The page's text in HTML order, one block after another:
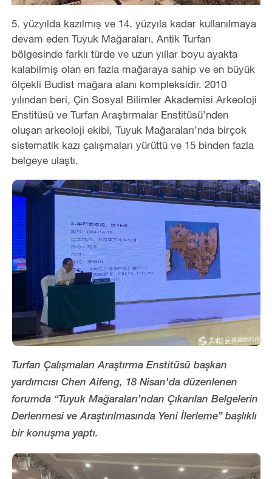
5. yüzyılda kazılmış ve 14. yüzyıla kadar kullanılmaya
devam eden Tuyuk Mağaraları, Antik Turfan
bölgesinde farklı türde ve uzun yıllar boyu ayakta
kalabilmiş olan en fazla mağaraya sahip ve en büyük
ölçekli Budist mağara alanı kompleksidir. 2010
yılından beri, Çin Sosyal Bilimler Akademisi Arkeoloji
Enstitüsü ve Turfan Araştırmalar Enstitüsü’nden
oluşan arkeoloji ekibi, Tuyuk Mağaraları’nda birçok
sistematik kazı çalışmaları yürüttü ve 15 binden fazla
belgeye ulaştı.
Turfan Çalışmaları Araştırma Enstitüsü başkan
yardımcısı Chen Aifeng, 18 Nisan'da düzenlenen
forumda “Tuyuk Mağaraları’ndan Çıkarılan Belgelerin
Derlenmesi ve Araştırılmasında Yeni İlerleme” başlıklı
bir konuşma yaptı.